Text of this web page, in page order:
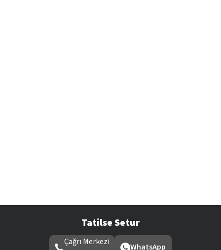
Tatilse Setur
Çağrı Merkezi
WhatsApp